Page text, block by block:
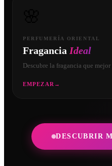
PERFUMERÍA ORIENTAL
Fragancia Ideal
Descubre la fragancia que
EMPEZAR →
DESCUBRIR